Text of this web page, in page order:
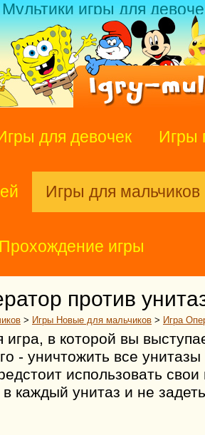
Мультики игры для
для девочек Игры
Игры для мальчиков
Прохождение игры
против
> Игры Новые для мальчиков > Игра
игра, в которой вы
- уничтожить все
использовать
каждый унитаз и не